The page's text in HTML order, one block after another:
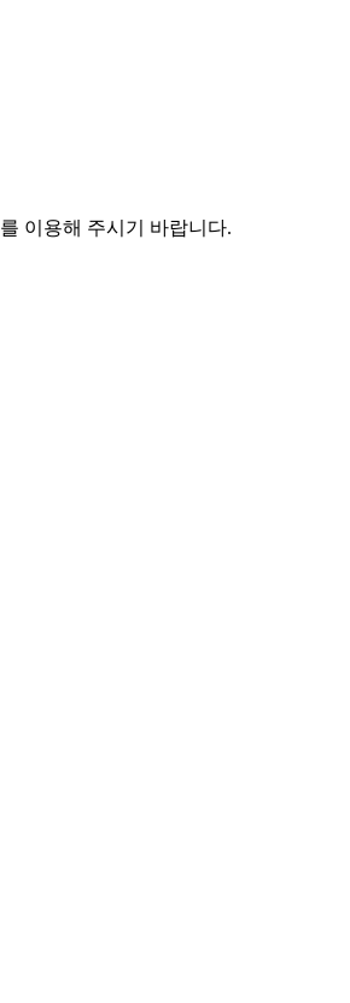
이용해 주시기 바랍니다.